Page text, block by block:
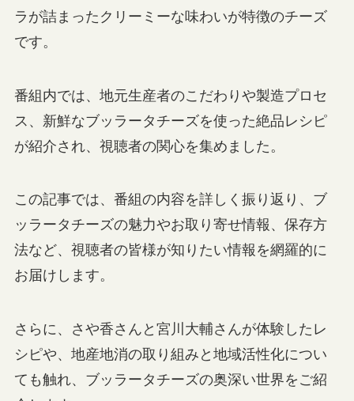
ラが詰まったクリーミーな味わいが特徴のチーズ
です。
番組内では、地元生産者のこだわりや製造プロセ
ス、新鮮なブッラータチーズを使った絶品レシピ
が紹介され、視聴者の関心を集めました。
この記事では、番組の内容を詳しく振り返り、ブ
ッラータチーズの魅力やお取り寄せ情報、保存方
法など、視聴者の皆様が知りたい情報を網羅的に
お届けします。
さらに、さや香さんと宮川大輔さんが体験したレ
シピや、地産地消の取り組みと地域活性化につい
ても触れ、ブッラータチーズの奥深い世界をご紹